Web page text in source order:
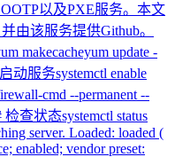
以及PXE服务。本文
由该服务提供Github。
makecacheyum update -
动服务systemctl enable
cmd --permanent --
检查状态systemctl status
server. Loaded: loaded (
enabled; vendor preset: